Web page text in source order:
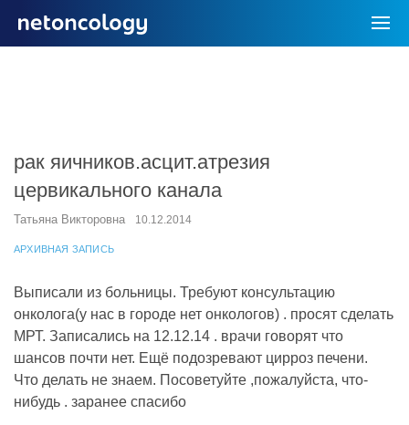
рак яичников.асцит.атрезия
цервикального канала
Татьяна Викторовна 10.12.2014
АРХИВНАЯ ЗАПИСЬ
Выписали из больницы. Требуют консультацию
онколога(у нас в городе нет онкологов) . просят сделать
МРТ. Записались на 12.12.14 . врачи говорят что
шансов почти нет. Ещё подозревают цирроз печени.
Что делать не знаем. Посоветуйте ,пожалуйста, что-
нибудь . заранее спасибо